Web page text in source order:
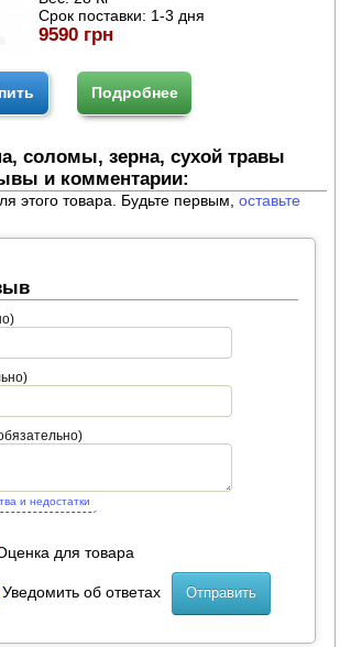
Срок поставки: 1-3 дня
9590 грн
Подробнее
соломы, зерна, сухой травы
и комментарии:
этого товара. Будьте первым,оставьте
и недостатки
для товара
Уведомить об ответах